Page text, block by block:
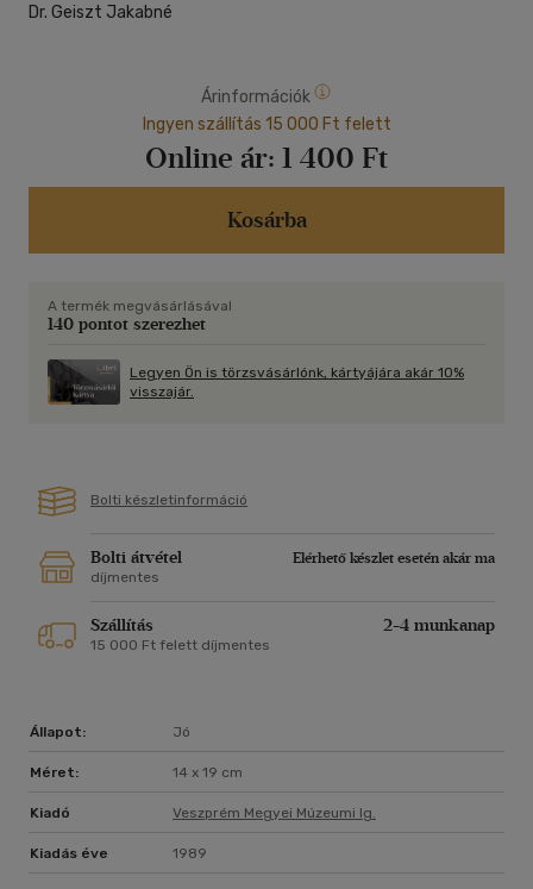
Dr. Geiszt Jakabné
Árinformációk
Ingyen szállítás 15 000 Ft felett
Online ár: 1 400 Ft
Kosárba
A termék megvásárlásával
140 pontot szerezhet
Legyen Ön is törzsvásárlónk, kártyájára akár 10%
visszajár.
Bolti készletinformáció
Bolti átvétel
Elérhető készlet esetén akár ma
díjmentes
Szállítás 2-4 munkanap
15 000 Ft felett díjmentes
Állapot: Jó
Méret: 14 x 19 cm
Kiadó Veszprém Megyei Múzeumi Ig.
Kiadás éve 1989